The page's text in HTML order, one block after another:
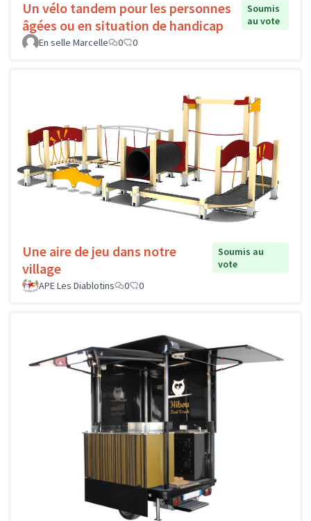
Un vélo tandem pour les personnes
âgées ou en situation de handicap
Soumis
au vote
En selle Marcelle
0 0
Une aire de jeu dans notre
village
Soumis au
vote
APE Les Diablotins
0 0